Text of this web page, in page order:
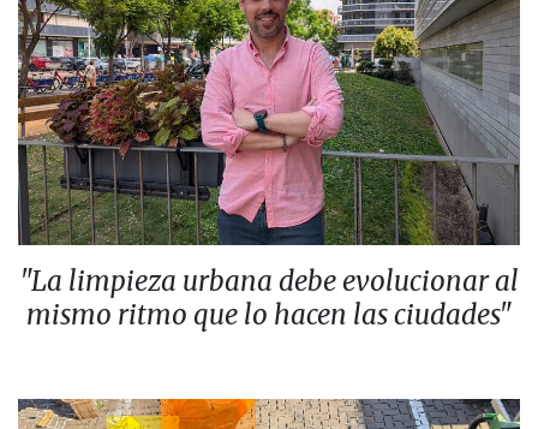
"La limpieza urbana debe evolucionar al
mismo ritmo que lo hacen las ciudades"